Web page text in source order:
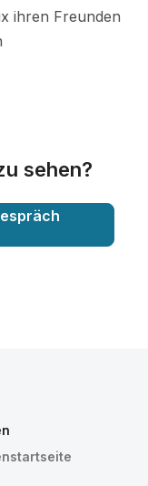
ihren Freunden
sehen?